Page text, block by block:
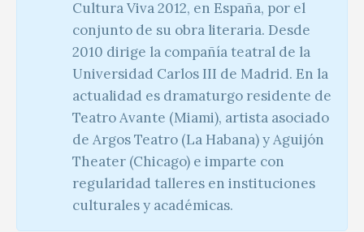
Cultura Viva 2012, en España, por el
conjunto de su obra literaria. Desde
2010 dirige la compañía teatral de la
Universidad Carlos III de Madrid. En la
actualidad es dramaturgo residente de
Teatro Avante (Miami), artista asociado
de Argos Teatro (La Habana) y Aguijón
Theater (Chicago) e imparte con
regularidad talleres en instituciones
culturales y académicas.